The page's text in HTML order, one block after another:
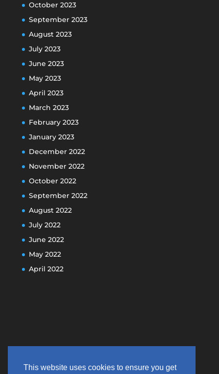
This website uses cookies to ensure you get
October 2023
September 2023
August 2023
July 2023
June 2023
May 2023
April 2023
March 2023
February 2023
January 2023
December 2022
November 2022
October 2022
September 2022
August 2022
July 2022
June 2022
May 2022
April 2022